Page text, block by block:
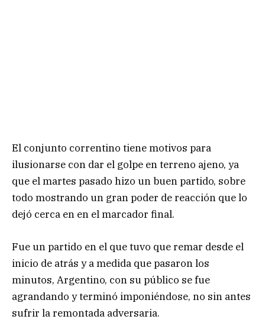
El conjunto correntino tiene motivos para
ilusionarse con dar el golpe en terreno ajeno, ya
que el martes pasado hizo un buen partido, sobre
todo mostrando un gran poder de reacción que lo
dejó cerca en en el marcador final.
Fue un partido en el que tuvo que remar desde el
inicio de atrás y a medida que pasaron los
minutos, Argentino, con su público se fue
agrandando y terminó imponiéndose, no sin antes
sufrir la remontada adversaria.